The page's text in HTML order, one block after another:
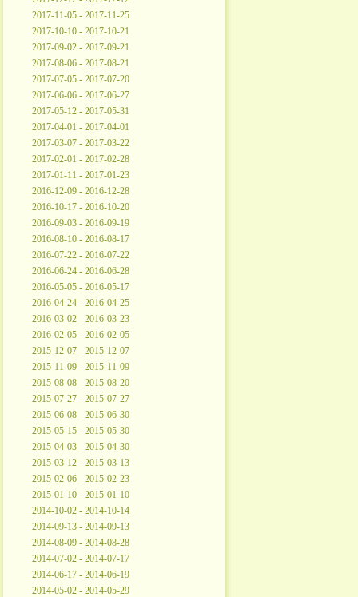
2017-11-05 - 2017-11-25
2017-10-10 - 2017-10-21
2017-09-02 - 2017-09-21
2017-08-06 - 2017-08-21
2017-07-05 - 2017-07-20
2017-06-06 - 2017-06-27
2017-05-12 - 2017-05-31
2017-04-01 - 2017-04-01
2017-03-07 - 2017-03-22
2017-02-01 - 2017-02-28
2017-01-11 - 2017-01-23
2016-12-09 - 2016-12-28
2016-10-17 - 2016-10-20
2016-09-03 - 2016-09-19
2016-08-10 - 2016-08-17
2016-07-22 - 2016-07-22
2016-06-24 - 2016-06-28
2016-05-05 - 2016-05-17
2016-04-24 - 2016-04-25
2016-03-02 - 2016-03-23
2016-02-05 - 2016-02-05
2015-12-07 - 2015-12-07
2015-11-09 - 2015-11-09
2015-08-08 - 2015-08-20
2015-07-27 - 2015-07-27
2015-06-08 - 2015-06-30
2015-05-15 - 2015-05-30
2015-04-03 - 2015-04-30
2015-03-12 - 2015-03-13
2015-02-06 - 2015-02-23
2015-01-10 - 2015-01-10
2014-10-02 - 2014-10-14
2014-09-13 - 2014-09-13
2014-08-09 - 2014-08-28
2014-07-02 - 2014-07-17
2014-06-17 - 2014-06-19
2014-05-02 - 2014-05-29